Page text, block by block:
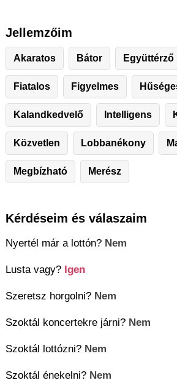
Jellemzőim
Akaratos Bátor Együttérző
Fiatalos Figyelmes
Kalandkedvelő Intelligens
Közvetlen Lobbanékony
Megbízható Merész
Kérdéseim és válaszaim
Nyertél már a lottón? Nem
Lusta vagy? Igen
Szeretsz horgolni? Nem
Szoktál koncertekre járni? Nem
Szoktál lottózni? Nem
Szoktál énekelni? Nem